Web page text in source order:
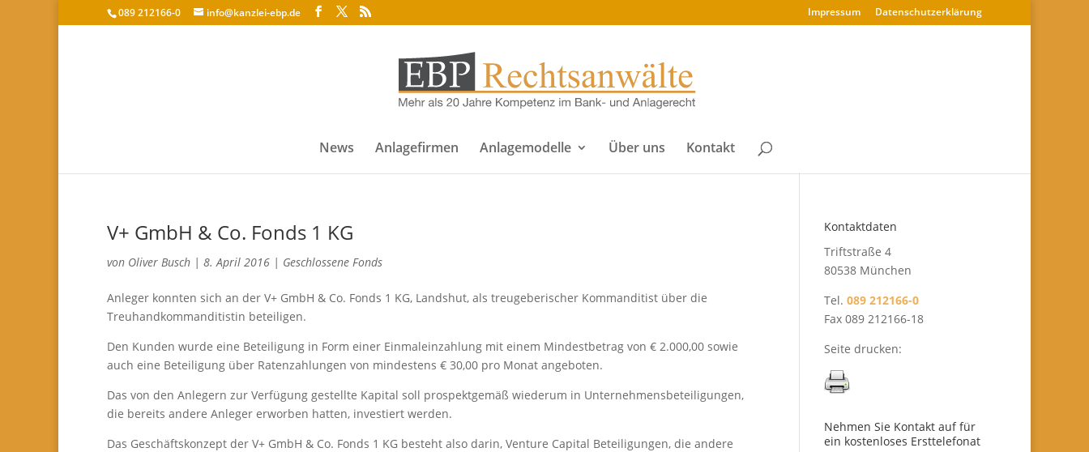
089 212166-0 info@kanzlei-ebp.de Impressum Datenschutz­erklärung
News Anlagefirmen Anlagemodelle Über uns Kontakt
V+ GmbH & Co. Fonds 1 KG
von Oliver Busch | 8. April 2016 | Geschlossene Fonds
Anleger konnten sich an der V+ GmbH & Co. Fonds 1 KG, Landshut, als treugeberischer Kommanditist über die
Treuhandkommanditistin beteiligen.
Den Kunden wurde eine Beteiligung in Form einer Einmaleinzahlung mit einem Mindestbetrag von € 2.000,00 sowie
auch eine Beteiligung über Ratenzahlungen von mindestens € 30,00 pro Monat angeboten.
Das von den Anlegern zur Verfügung gestellte Kapital soll prospektgemäß wiederum in Unternehmensbeteiligungen,
die bereits andere Anleger erworben hatten, investiert werden.
Das Geschäftskonzept der V+ GmbH & Co. Fonds 1 KG besteht also darin, Venture Capital Beteiligungen, die andere
Kontaktdaten
Triftstraße 4
80538 München
Tel. 089 212166-0
Fax 089 212166-18
Seite drucken:
Nehmen Sie Kontakt auf für
ein kostenloses Ersttelefonat